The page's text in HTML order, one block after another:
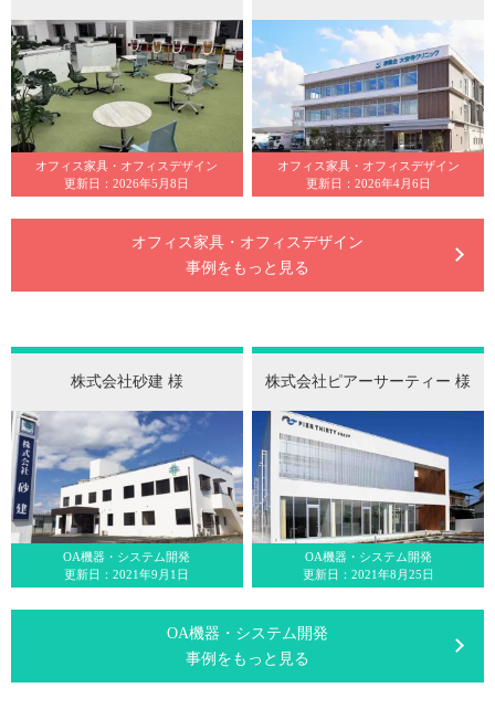
オフィス家具・オフィスデザイン
更新日：2026年5月8日
オフィス家具・オフィスデザイン
更新日：2026年4月6日
オフィス家具・オフィスデザイン
事例をもっと見る
株式会社砂建 様
OA機器・システム開発
更新日：2021年9月1日
株式会社ピアーサーティー 様
OA機器・システム開発
更新日：2021年8月25日
OA機器・システム開発
事例をもっと見る